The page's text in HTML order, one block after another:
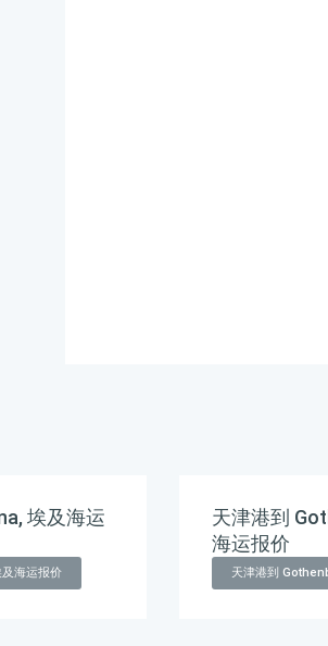
埃及海运
海运报价
天津港到
海运报价
天津港到